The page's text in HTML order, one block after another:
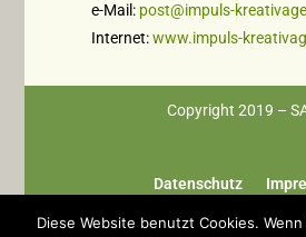
e-Mail: post@impuls-
Internet: www.impuls-
Copyright 2019 –
Datenschutz
Diese Website benutzt Cookies.